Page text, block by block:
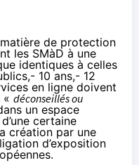
de protection
les SMàD à une
identiques à celles
10 ans,- 12
en ligne doivent
« déconseillés ou
un espace
certaine
création par une
d’exposition